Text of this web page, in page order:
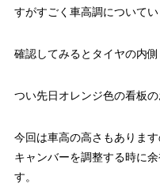
すがすごく車高調についてい
確認してみるとタイヤの内
つい先日オレンジ色の看板
今回は車高の高さもありま
キャンバーを調整する時に
す。